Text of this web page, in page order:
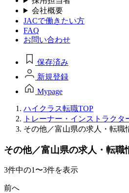
会社概要
JACで働きたい方
FAQ
お問い合わせ
保存済み
新規登録
Mypage
ハイクラス転職TOP
トレーナー・インストラクタ
その他／富山県の求人・転職
その他／富山県の求人・転職
3件中の1〜3件を表示
前へ